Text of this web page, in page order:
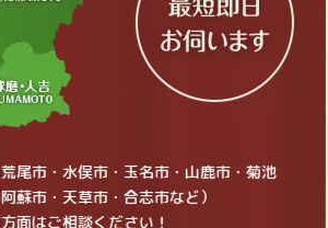
尾市・水俣市・玉名市・山鹿市・菊池
蘇市・天草市・合志市など）
面はご相談ください！